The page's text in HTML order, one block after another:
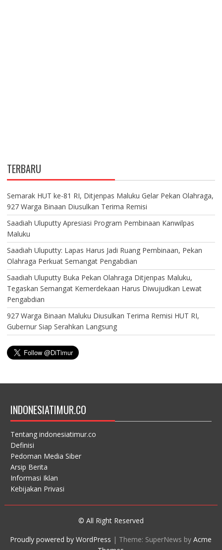
TERBARU
Semarak HUT ke-81 RI, Ditjenpas Maluku Gelar Pekan Olahraga,
927 Warga Binaan Diusulkan Terima Remisi
Saadiah Uluputty Apresiasi Program Pembinaan Kanwilpas
Maluku
Saadiah Uluputty: Lapas Harus Jadi Ruang Pembinaan, Pekan
Olahraga Perkuat Semangat Pengabdian
Saadiah Uluputty Buka Pekan Olahraga Ditjenpas Maluku,
Tegaskan Semangat Kemerdekaan Harus Diwujudkan Lewat
Pengabdian
927 Warga Binaan Maluku Diusulkan Terima Remisi HUT RI,
Gubernur Siap Serahkan Langsung
INDONESIATIMUR.CO
Tentang indonesiatimur.co
Definisi
Pedoman Media Siber
Arsip Berita
Informasi Iklan
Kebijakan Privasi
© All Right Reserved
Proudly powered by WordPress | Theme: SuperNews byAcme